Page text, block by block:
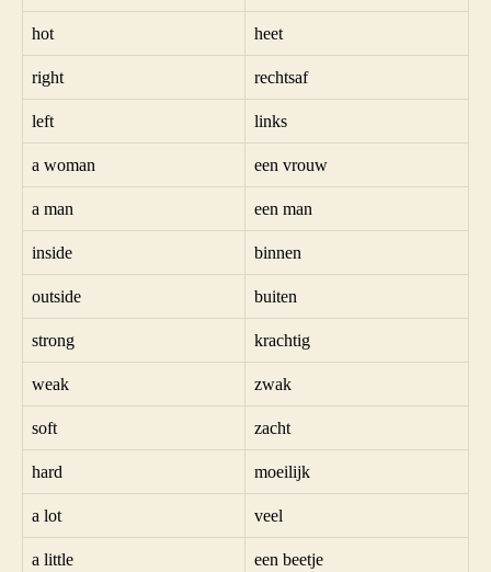
hot heet
right rechtsaf
left links
a woman een vrouw
a man een man
inside binnen
outside buiten
strong krachtig
weak zwak
soft zacht
hard moeilijk
a lot veel
a little een beetje